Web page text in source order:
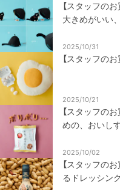
【スタッフの
大きめがいい
2025/10/31
【スタッフの
2025/10/21
【スタッフの
めの、おいし
2025/10/02
【スタッフの
るドレッシン